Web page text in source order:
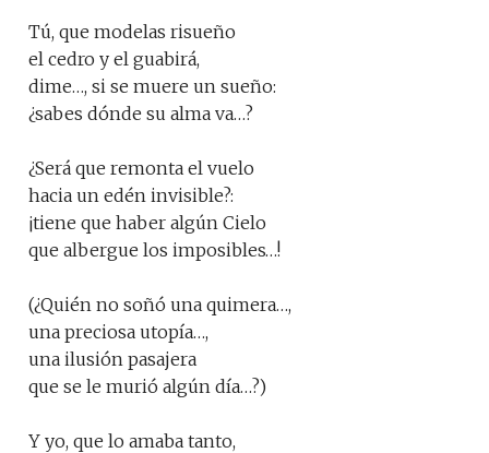
Tú, que modelas risueño
el cedro y el guabirá,
dime…, si se muere un sueño:
¿sabes dónde su alma va…?
¿Será que remonta el vuelo
hacia un edén invisible?:
¡tiene que haber algún Cielo
que albergue los imposibles…!
(¿Quién no soñó una quimera…,
una preciosa utopía…,
una ilusión pasajera
que se le murió algún día…?)
Y yo, que lo amaba tanto,